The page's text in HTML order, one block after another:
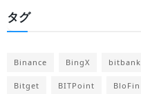
タグ
Binance BingX bitbank
Bitget BITPoint BloFin